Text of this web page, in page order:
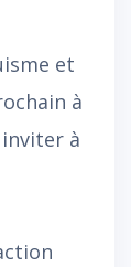
et
à
inviter à